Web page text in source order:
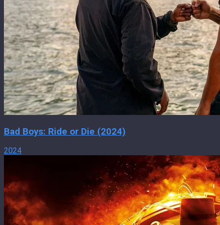
Bad Boys: Ride or Die (2024)
2024